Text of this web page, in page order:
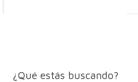
¿Qué estás buscando?